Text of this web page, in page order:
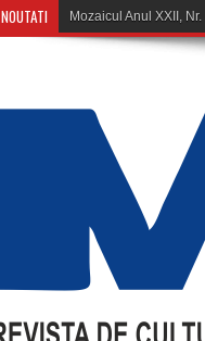
NOUTATI Mozaicul Anul XXII,